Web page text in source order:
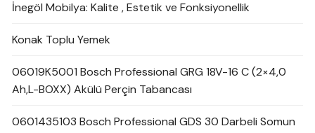
İnegöl Mobilya: Kalite , Estetik ve Fonksiyonellik
Konak Toplu Yemek
06019K5001 Bosch Professional GRG 18V-16 C (2×4,0
Ah,L-BOXX) Akülü Perçin Tabancası
0601435103 Bosch Professional GDS 30 Darbeli Somun